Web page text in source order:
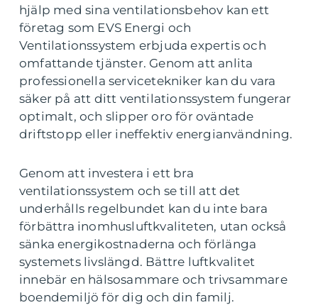
hjälp med sina ventilationsbehov kan ett
företag som EVS Energi och
Ventilationssystem erbjuda expertis och
omfattande tjänster. Genom att anlita
professionella servicetekniker kan du vara
säker på att ditt ventilationssystem fungerar
optimalt, och slipper oro för oväntade
driftstopp eller ineffektiv energianvändning.
Genom att investera i ett bra
ventilationssystem och se till att det
underhålls regelbundet kan du inte bara
förbättra inomhusluftkvaliteten, utan också
sänka energikostnaderna och förlänga
systemets livslängd. Bättre luftkvalitet
innebär en hälsosammare och trivsammare
boendemiljö för dig och din familj.